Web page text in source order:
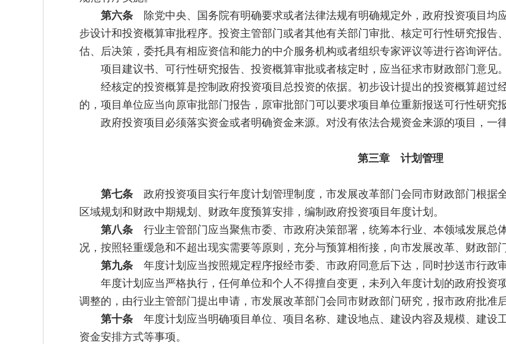
第六条 除党中央、国务院有明确要求或者法律法规有明确规定外，政府投资项目均
步设计和投资概算审批程序。投资主管部门或者其他有关部门审批、核定可行性研究报告
估、后决策，委托具有相应资信和能力的中介服务机构或者组织专家评议等进行咨询评估
项目建议书、可行性研究报告、投资概算审批或者核定时，应当征求市财政部门意见。
经核定的投资概算是控制政府投资项目总投资的依据。初步设计提出的投资概算超过
的，项目单位应当向原审批部门报告，原审批部门可以要求项目单位重新报送可行性研究报
政府投资项目必须落实资金或者明确资金来源。对没有依法合规资金来源的项目，一
第三章 计划管理
第七条 政府投资项目实行年度计划管理制度，市发展改革部门会同市财政部门根据
区域规划和财政中期规划、财政年度预算安排，编制政府投资项目年度计划。
第八条 行业主管部门应当聚焦市委、市政府决策部署，统筹本行业、本领域发展总
况，按照轻重缓急和不超出现实需要等原则，充分与预算相衔接，向市发展改革、财政部
第九条 年度计划应当按照规定程序报经市委、市政府同意后下达，同时抄送市行政
年度计划应当严格执行，任何单位和个人不得擅自变更，未列入年度计划的政府投资
调整的，由行业主管部门提出申请，市发展改革部门会同市财政部门研究，报市政府批准后
第十条 年度计划应当明确项目单位、项目名称、建设地点、建设内容及规模、建设
资金安排方式等事项。